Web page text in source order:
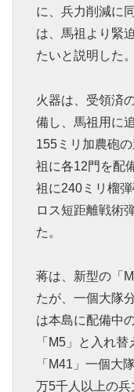
に、兵力削減に
は、馬祖より緊
たいと説明した。
火器は、受領済
備し、馬祖用に
155ミリ加農砲
祖に各12門を配
祖に240ミリ榴
ロス短距離戦術
た。
蒋は、新型の「
たが、一個大隊
は本島に配備中
「M5」と入れ
「M41」一個大
万5千人以上の